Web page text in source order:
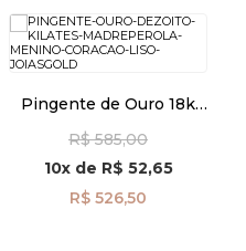
Pingente de Ouro 18k
com Coração Liso
pi24488
R$ 585,00
10xde R$ 52,65
R$ 526,50